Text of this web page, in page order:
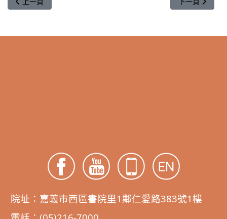
院址：嘉義市西區書院里1鄰仁愛路383號1樓